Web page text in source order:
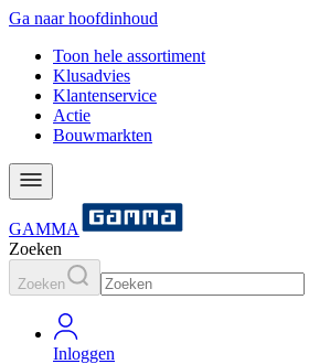
Ga naar hoofdinhoud
Toon hele assortiment
Klusadvies
Klantenservice
Actie
Bouwmarkten
GAMMA
Zoeken
Zoeken
Inloggen